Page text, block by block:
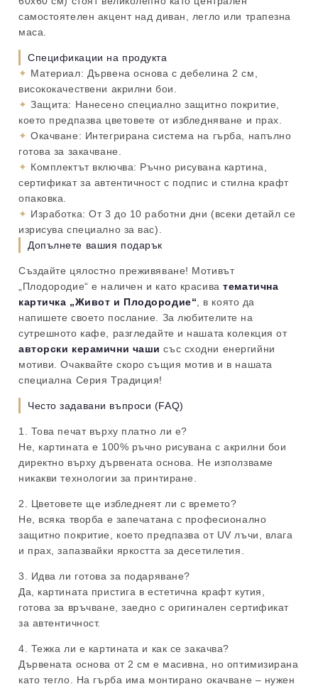
самостоятелен акцент над диван, легло или трапезна
маса.
Спецификации на продукта
✦ Материал: Дървена основа с дебелина 2 см,
висококачествени акрилни бои.
✦ Защита: Нанесено специално защитно покритие,
което предпазва цветовете от избледняване и прах.
✦ Окачване: Интегрирана система на гърба, напълно
готова за закачване.
✦ Комплектът включва: Ръчно рисувана картина,
сертификат за автентичност с подпис и стилна крафт
опаковка.
✦ Изработка: От 3 до 10 работни дни (всеки детайл се
изрисува специално за вас).
Допълнете вашия подарък
Създайте цялостно преживяване! Мотивът
„Плодородие“ е наличен и като красиватематична
картичка „Живот и Плодородие“ , в която да
напишете своето послание. За любителите на
сутрешното кафе, разгледайте и нашата колекция от
авторски керамични чаши със сходни енергийни
мотиви.Очаквайте скоро същия мотив и в нашата
специална Серия Традиция!
Често задавани въпроси (FAQ)
1. Това печат върху платно ли е?
Не, картината е 100% ръчно рисувана с акрилни бои
директно върху дървената основа. Не използваме
никакви технологии за принтиране.
2. Цветовете ще избледнеят ли с времето?
Не, всяка творба е запечатана с професионално
защитно покритие, което предпазва от UV лъчи, влага
и прах, запазвайки яркостта за десетилетия.
3. Идва ли готова за подаряване?
Да, картината пристига в естетична крафт кутия,
готова за връчване, заедно с оригинален сертификат
за автентичност.
4. Тежка ли е картината и как се закачва?
Дървената основа от 2 см е масивна, но оптимизирана
като тегло. На гърба има монтирано окачване – нужен